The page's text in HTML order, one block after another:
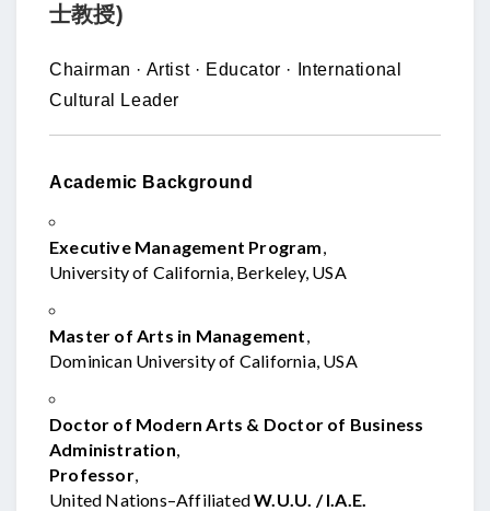
士教授)
Chairman · Artist · Educator · International
Cultural Leader
Academic Background
Executive Management Program,
University of California, Berkeley, USA
Master of Arts in Management,
Dominican University of California, USA
Doctor of Modern Arts & Doctor of Business
Administration,
Professor,
United Nations–AffiliatedW.U.U. / I.A.E.